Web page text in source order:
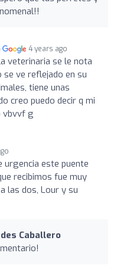
4 years ago
veterinaria se le nota
ve reflejado en su
tiene unas
creo puedo decir q mi
vbvvf g
urgencia este puente
recibimos fue muy
las dos, Lour y su
Caballero